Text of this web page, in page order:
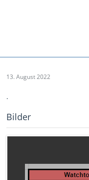
13. August 2022
.
Bilder